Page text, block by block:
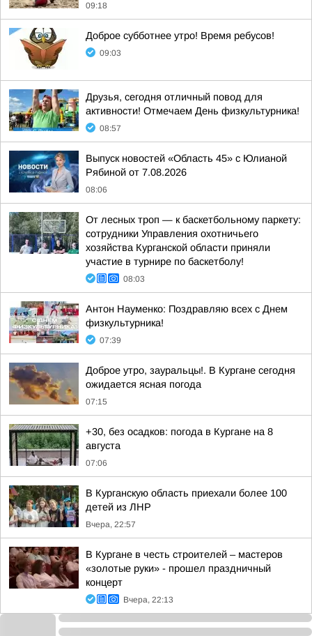
09:18
Доброе субботнее утро! Время ребусов!
09:03
Друзья, сегодня отличный повод для
активности! Отмечаем День физкультурника!
08:57
Выпуск новостей «Область 45» с Юлианой
Рябиной от 7.08.2026
08:06
От лесных троп — к баскетбольному паркету:
сотрудники Управления охотничьего
хозяйства Курганской области приняли
участие в турнире по баскетболу!
08:03
Антон Науменко: Поздравляю всех с Днем
физкультурника!
07:39
Доброе утро, зауральцы!. В Кургане сегодня
ожидается ясная погода
07:15
+30, без осадков: погода в Кургане на 8
августа
07:06
В Курганскую область приехали более 100
детей из ЛНР
Вчера, 22:57
В Кургане в честь строителей – мастеров
«золотые руки» - прошел праздничный
концерт
Вчера, 22:13